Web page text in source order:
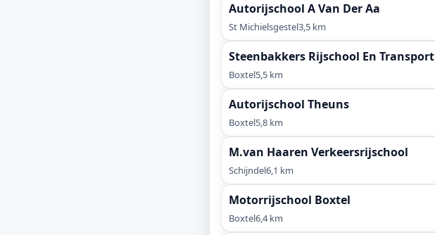
Autorijschool A Van Der Aa
St Michielsgestel3,5 km
Steenbakkers Rijschool En Transport
Boxtel5,5 km
Autorijschool Theuns
Boxtel5,8 km
M.van Haaren Verkeersrijschool
Schijndel6,1 km
Motorrijschool Boxtel
Boxtel6,4 km